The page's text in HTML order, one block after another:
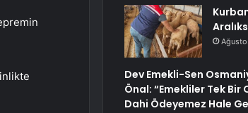
Dev Emekli-Sen
Önal: “Emekliler Tek Bir
Dahi Ödeyemez Hale